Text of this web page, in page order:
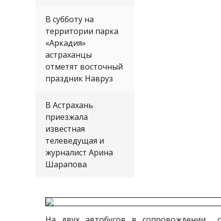
В субботу на
территории парка
«Аркадия»
астраханцы
отметят восточный
праздник Навруз
В Астрахань
приезжала
известная
телеведущая и
журналист Арина
Шарапова